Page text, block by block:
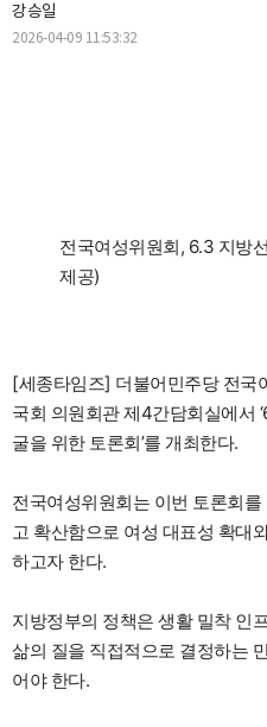
강승일
2026-04-09 11:53:32
전국여성위원회, 6․3 지방
제공)
[세종타임즈] 더불어민주당 전국
국회 의원회관 제4간담회실에서
굴을 위한 토론회’를 개최한다.
전국여성위원회는 이번 토론회
고 확산함으로 여성 대표성 확대
하고자 한다.
지방정부의 정책은 생활 밀착 인
삶의 질을 직접적으로 결정하는
어야 한다.